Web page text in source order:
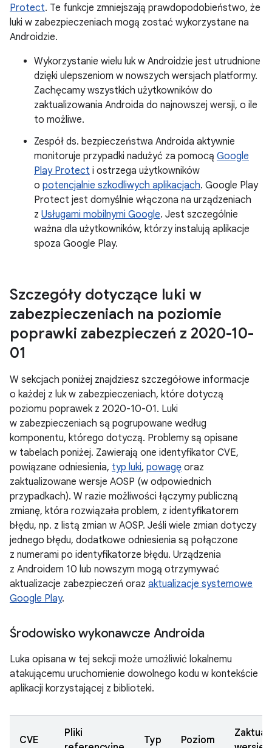
Protect. Te funkcje zmniejszają prawdopodobieństwo, że
luki w zabezpieczeniach mogą zostać wykorzystane na
Androidzie.
Wykorzystanie wielu luk w Androidzie jest utrudnione
dzięki ulepszeniom w nowszych wersjach platformy.
Zachęcamy wszystkich użytkowników do
zaktualizowania Androida do najnowszej wersji, o ile
to możliwe.
Zespół ds. bezpieczeństwa Androida aktywnie
monitoruje przypadki nadużyć za pomocą Google
Play Protect i ostrzega użytkowników
o potencjalnie szkodliwych aplikacjach. Google Play
Protect jest domyślnie włączona na urządzeniach
z Usługami mobilnymi Google. Jest szczególnie
ważna dla użytkowników, którzy instalują aplikacje
spoza Google Play.
Szczegóły dotyczące luki w
zabezpieczeniach na poziomie
poprawki zabezpieczeń z 2020-10-
01
W sekcjach poniżej znajdziesz szczegółowe informacje
o każdej z luk w zabezpieczeniach, które dotyczą
poziomu poprawek z 2020-10-01. Luki
w zabezpieczeniach są pogrupowane według
komponentu, którego dotyczą. Problemy są opisane
w tabelach poniżej. Zawierają one identyfikator CVE,
powiązane odniesienia, typ luki, powagę oraz
zaktualizowane wersje AOSP (w odpowiednich
przypadkach). W razie możliwości łączymy publiczną
zmianę, która rozwiązała problem, z identyfikatorem
błędu, np. z listą zmian w AOSP. Jeśli wiele zmian dotyczy
jednego błędu, dodatkowe odniesienia są połączone
z numerami po identyfikatorze błędu. Urządzenia
z Androidem 10 lub nowszym mogą otrzymywać
aktualizacje zabezpieczeń oraz aktualizacje systemowe
Google Play.
Środowisko wykonawcze Androida
Luka opisana w tej sekcji może umożliwić lokalnemu
atakującemu uruchomienie dowolnego kodu w kontekście
aplikacji korzystającej z biblioteki.
CVE
Pliki
Typ Poziom